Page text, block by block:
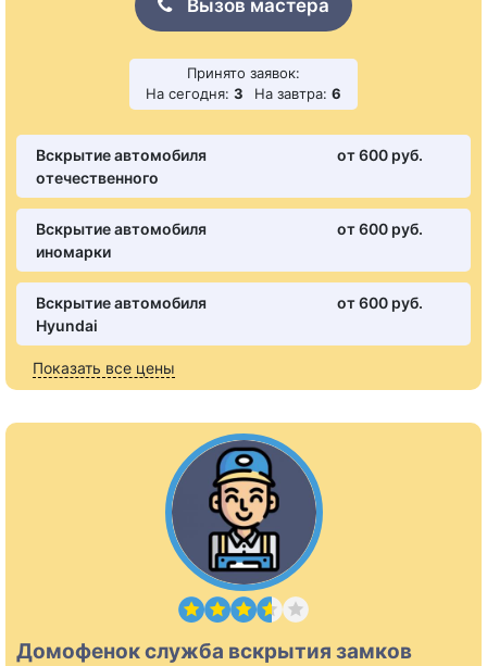
Вызов мастера
Принято заявок:
На сегодня: 3 На завтра: 6
Вскрытие автомобиля
отечественного
от 600 pуб.
Вскрытие автомобиля
иномарки
от 600 pуб.
Вскрытие автомобиля
Hyundai
от 600 pуб.
Показать все цены
Домофенок служба вскрытия замков